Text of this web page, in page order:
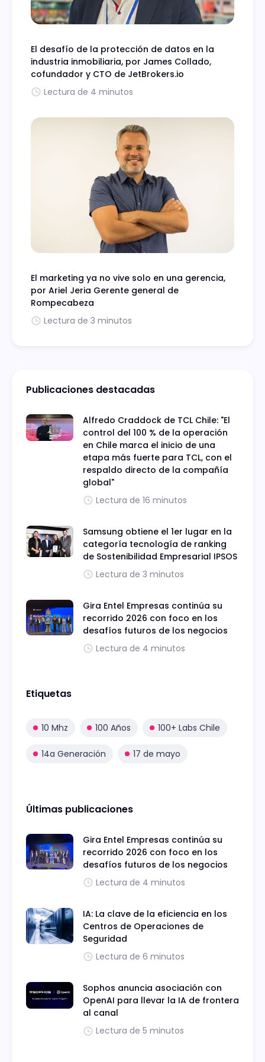
El desafío de la protección de datos en la
industria inmobiliaria, por James Collado,
cofundador y CTO de JetBrokers.io
Lectura de 4 minutos
El marketing ya no vive solo en una gerencia,
por Ariel Jeria Gerente general de
Rompecabeza
Lectura de 3 minutos
Publicaciones destacadas
Alfredo Craddock de TCL Chile: "El
control del 100 % de la operación
en Chile marca el inicio de una
etapa más fuerte para TCL, con el
respaldo directo de la compañía
global"
Lectura de 16 minutos
Samsung obtiene el 1er lugar en la
categoría tecnología de ranking
de Sostenibilidad Empresarial IPSOS
Lectura de 3 minutos
Gira Entel Empresas continúa su
recorrido 2026 con foco en los
desafíos futuros de los negocios
Lectura de 4 minutos
Etiquetas
10 Mhz 100 Años 100+ Labs Chile
14a Generación 17 de mayo
Últimas publicaciones
Gira Entel Empresas continúa su
recorrido 2026 con foco en los
desafíos futuros de los negocios
Lectura de 4 minutos
IA: La clave de la eficiencia en los
Centros de Operaciones de
Seguridad
Lectura de 6 minutos
Sophos anuncia asociación con
OpenAI para llevar la IA de frontera
al canal
Lectura de 5 minutos